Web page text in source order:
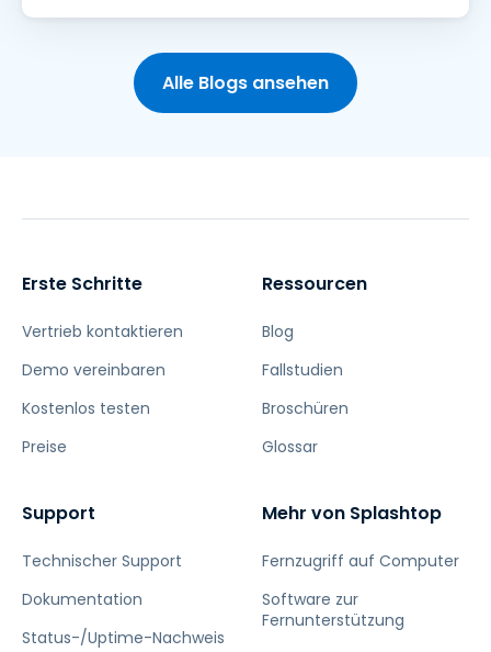
Alle Blogs ansehen
Erste Schritte
Vertrieb kontaktieren
Demo vereinbaren
Kostenlos testen
Preise
Ressourcen
Blog
Fallstudien
Broschüren
Glossar
Support
Technischer Support
Dokumentation
Status-/Uptime-Nachweis
Mehr von Splashtop
Fernzugriff auf Computer
Software zur
Fernunterstützung